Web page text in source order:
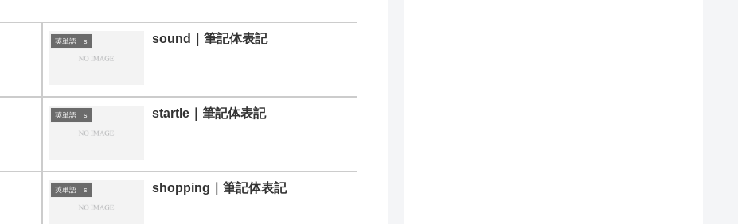
英単語｜s sound｜筆記体表記
英単語｜s startle｜筆記体表記
英単語｜s shopping｜筆記体表記